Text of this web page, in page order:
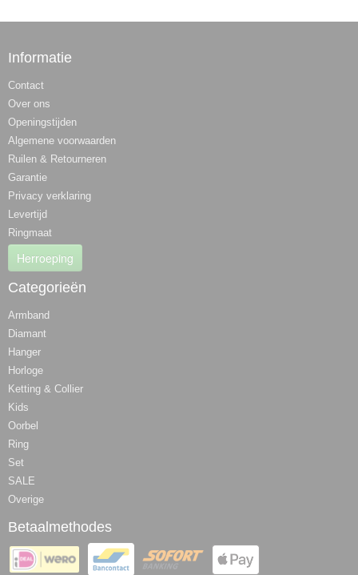
Informatie
Contact
Over ons
Openingstijden
Algemene voorwaarden
Ruilen & Retourneren
Garantie
Privacy verklaring
Levertijd
Ringmaat
Herroeping
Categorieën
Armband
Diamant
Hanger
Horloge
Ketting & Collier
Kids
Oorbel
Ring
Set
SALE
Overige
Betaalmethodes